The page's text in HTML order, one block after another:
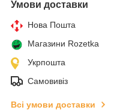
Умови доставки
Нова Пошта
Магазини Rozetka
Укрпошта
Самовивіз
Всі умови доставки